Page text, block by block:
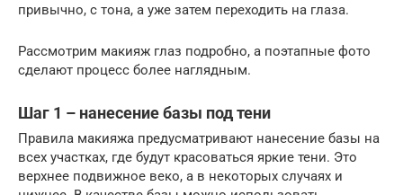
привычно, с тона, а уже затем переходить на глаза.
Рассмотрим макияж глаз подробно, а поэтапные фото
сделают процесс более наглядным.
Шаг 1 – нанесение базы под тени
Правила макияжа предусматривают нанесение базы на
всех участках, где будут красоваться яркие тени. Это
верхнее подвижное веко, а в некоторых случаях и